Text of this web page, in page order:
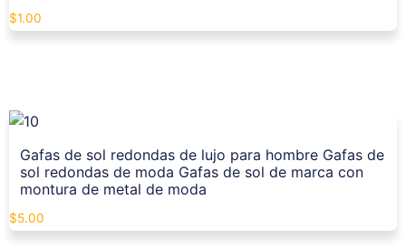
$1.00
Gafas de sol redondas de lujo para hombre Gafas de
sol redondas de moda Gafas de sol de marca con
montura de metal de moda
$5.00